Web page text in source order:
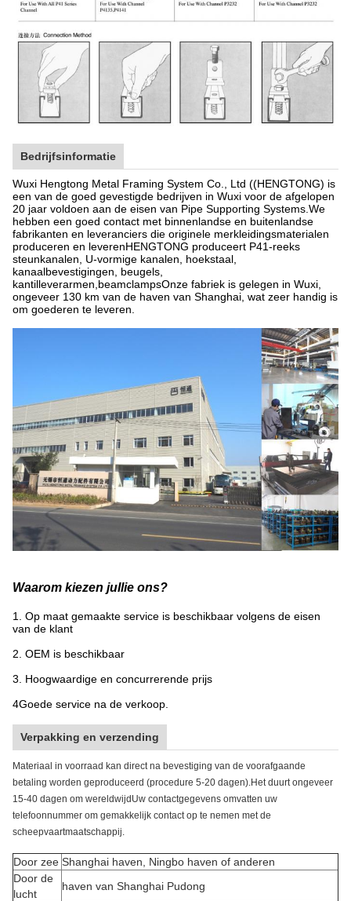
Bedrijfsinformatie
Wuxi Hengtong Metal Framing System Co., Ltd ((HENGTONG) is
een van de goed gevestigde bedrijven in Wuxi voor de afgelopen
20 jaar voldoen aan de eisen van Pipe Supporting Systems.We
hebben een goed contact met binnenlandse en buitenlandse
fabrikanten en leveranciers die originele merkleidingsmaterialen
produceren en leverenHENGTONG produceert P41-reeks
steunkanalen, U-vormige kanalen, hoekstaal,
kanaalbevestigingen, beugels,
kantilleverarmen,beamclampsOnze fabriek is gelegen in Wuxi,
ongeveer 130 km van de haven van Shanghai, wat zeer handig is
om goederen te leveren.
Waarom kiezen jullie ons?
1. Op maat gemaakte service is beschikbaar volgens de eisen
van de klant
2. OEM is beschikbaar
3. Hoogwaardige en concurrerende prijs
4Goede service na de verkoop.
Verpakking en verzending
Materiaal in voorraad kan direct na bevestiging van de voorafgaande
betaling worden geproduceerd (procedure 5-20 dagen).Het duurt ongeveer
15-40 dagen om wereldwijdUw contactgegevens omvatten uw
telefoonnummer om gemakkelijk contact op te nemen met de
scheepvaartmaatschappij.
Door zee Shanghai haven, Ningbo haven of anderen
Door de
lucht
haven van Shanghai Pudong